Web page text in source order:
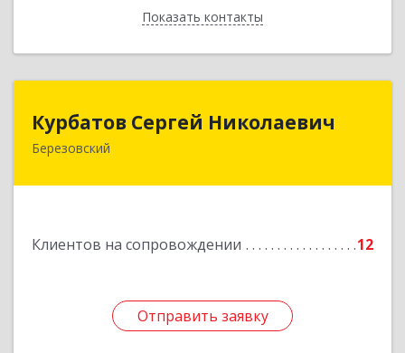
Показать контакты
Назад
Курбатов Сергей Николаевич
Березовский
Клиентов на сопровождении 12
Отправить заявку
Курбатов Сергей Николаевич
Отправить заявку